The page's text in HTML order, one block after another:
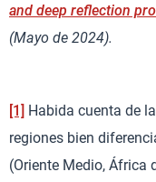
and deep reflection
(Mayo de 2024).
[1] Habida cuenta de
regiones bien
(Oriente Medio, África